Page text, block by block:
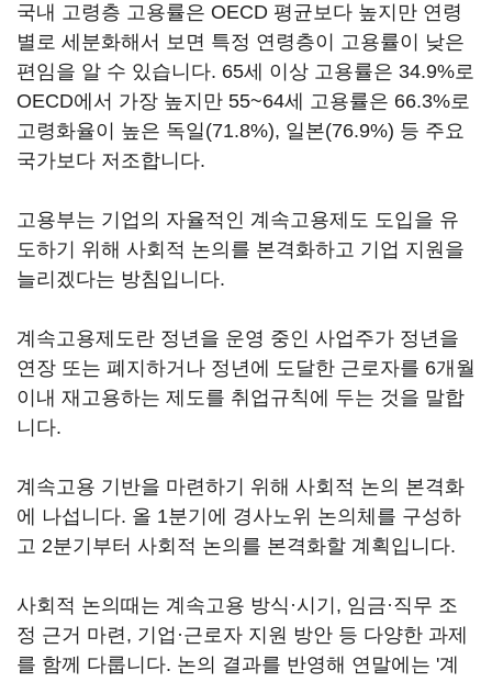
국내 고령층 고용률은 OECD 평균보다 높지만 연령
별로 세분화해서 보면 특정 연령층이 고용률이 낮은
편임을 알 수 있습니다. 65세 이상 고용률은 34.9%로
OECD에서 가장 높지만 55~64세 고용률은 66.3%로
고령화율이 높은 독일(71.8%), 일본(76.9%) 등 주요
국가보다 저조합니다.
고용부는 기업의 자율적인 계속고용제도 도입을 유
도하기 위해 사회적 논의를 본격화하고 기업 지원을
늘리겠다는 방침입니다.
계속고용제도란 정년을 운영 중인 사업주가 정년을
연장 또는 폐지하거나 정년에 도달한 근로자를 6개월
이내 재고용하는 제도를 취업규칙에 두는 것을 말합
니다.
계속고용 기반을 마련하기 위해 사회적 논의 본격화
에 나섭니다. 올 1분기에 경사노위 논의체를 구성하
고 2분기부터 사회적 논의를 본격화할 계획입니다.
사회적 논의때는 계속고용 방식·시기, 임금·직무 조
정 근거 마련, 기업·근로자 지원 방안 등 다양한 과제
를 함께 다룹니다. 논의 결과를 반영해 연말에는 '계